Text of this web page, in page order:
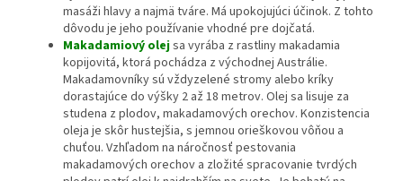
masáži hlavy a najmä tváre. Má upokojujúci účinok. Z tohto
dôvodu je jeho používanie vhodné pre dojčatá.
Makadamiový olejsa vyrába z rastliny makadamia
kopijovitá, ktorá pochádza z východnej Austrálie.
Makadamovníky sú vždyzelené stromy alebo kríky
dorastajúce do výšky 2 až 18 metrov. Olej sa lisuje za
studena z plodov, makadamových orechov. Konzistencia
oleja je skôr hustejšia, s jemnou orieškovou vôňou a
chuťou. Vzhľadom na náročnosť pestovania
makadamových orechov a zložité spracovanie tvrdých